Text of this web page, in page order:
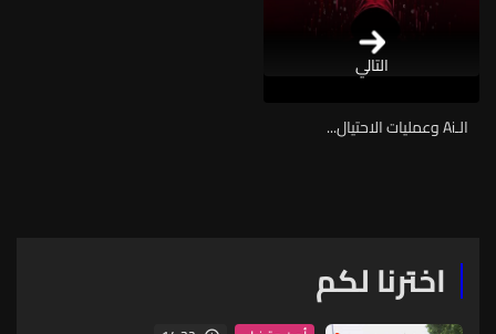
التالي
الـAi وعمليات الاحتيال...
اخترنا لكم